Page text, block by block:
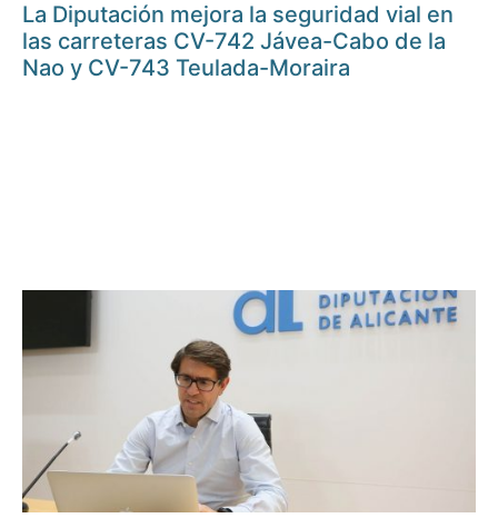
La Diputación mejora la seguridad vial en
las carreteras CV-742 Jávea-Cabo de la
Nao y CV-743 Teulada-Moraira